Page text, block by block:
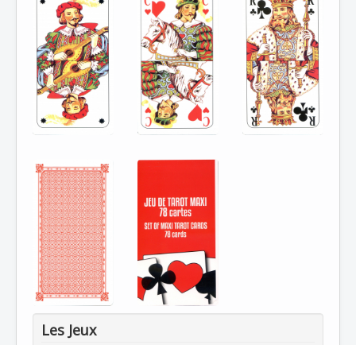
Les Jeux